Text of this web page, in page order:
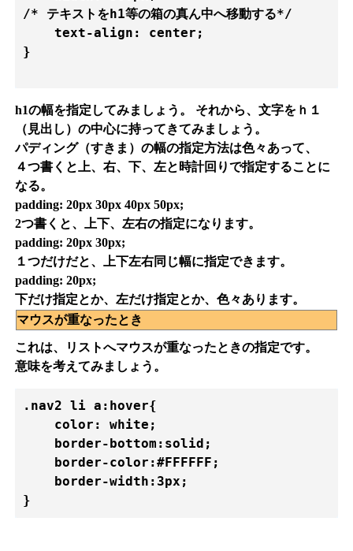
/* テキストをh1等の箱の真ん中へ移動する*/
    text-align: center;
}
h1の幅を指定してみましょう。 それから、文字をｈ１
（見出し）の中心に持ってきてみましょう。
パディング（すきま）の幅の指定方法は色々あって、
４つ書くと上、右、下、左と時計回りで指定することに
なる。
padding: 20px 30px 40px 50px;
2つ書くと、上下、左右の指定になります。
padding: 20px 30px;
１つだけだと、上下左右同じ幅に指定できます。
padding: 20px;
下だけ指定とか、左だけ指定とか、色々あります。
マウスが重なったとき
これは、リストへマウスが重なったときの指定です。
意味を考えてみましょう。
.nav2 li a:hover{
    color: white;
    border-bottom:solid;
    border-color:#FFFFFF;
    border-width:3px;
}